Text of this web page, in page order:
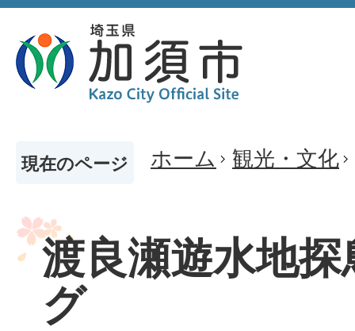
現在のページ ホーム 観光・文化
渡良瀬遊水地
グ